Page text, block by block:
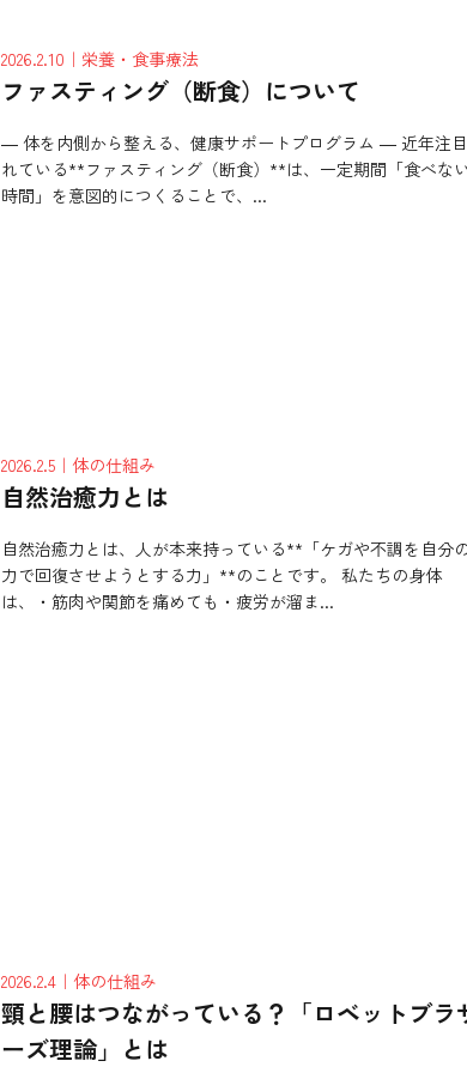
2026.2.10 ｜栄養・食事療法
ファスティング（断食）について
― 体を内側から整える、健康サポートプログラム ― 近年注
れている**ファスティング（断食）**は、一定期間「食べな
時間」を意図的につくることで、...
2026.2.5｜体の仕組み
自然治癒力とは
自然治癒力とは、人が本来持っている**「ケガや不調を自分
力で回復させようとする力」**のことです。 私たちの身体
は、・筋肉や関節を痛めても・疲労が溜ま...
2026.2.4｜体の仕組み
頸と腰はつながっている？「ロベットブラ
ーズ理論」とは